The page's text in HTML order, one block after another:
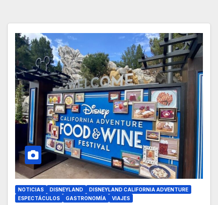
NOTICIAS DISNEYLAND
DISNEYLAND CALIFORNIA ADVENTURE
ESPECTÁCULOS
GASTRONOMÍA VIAJES